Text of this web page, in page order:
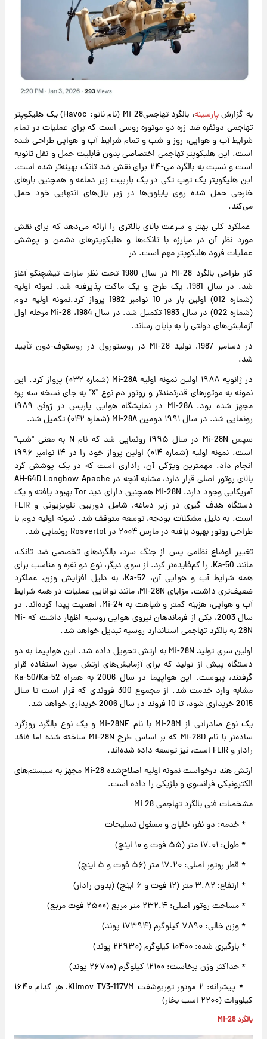
به گزارشپارسینه
، بالگرد تهاجمیMi 28 (نام ناتو: Havoc) یک هلیکوپتر
تهاجمی دونفره ضد زره دو موتوره روسی است که برای عملیات در تمام
شرایط آب و هوایی، روز و شب و تمام شرایط آب و هوایی طراحی شده
است. این هلیکوپتر تهاجمی اختصاصی بدون قابلیت حمل و نقل ثانویه
است و نسبت به بالگرد می-۲۴ برای نقش ضد تانک بهینه‌تر شده است.
این هلیکوپتر یک توپ تکی در یک باربیت زیر دماغه و همچنین بارهای
خارجی حمل شده روی پایلون‌ها در زیر بال‌های انتهایی خود حمل
می‌کند.
عملکرد کلی بهتر و سرعت بالای بالاتری را ارائه می‌دهد که برای نقش
مورد نظر آن در مبارزه با تانک‌ها و هلیکوپترهای دشمن و پوشش
عملیات فرود هلیکوپتر مهم است. در
کار طراحی بالگرد Mi-28 در سال 1980 تحت نظر مارات تیشچنکو آغاز
شد. در سال 1981، یک طرح و یک ماکت پذیرفته شد. نمونه اولیه
(شماره 012) اولین بار در 10 نوامبر 1982 پرواز کرد.نمونه اولیه دوم
(شماره 022) در سال 1983 تکمیل شد. در سال 1984، Mi-28 مرحله اول
آزمایش‌های دولتی را به پایان رساند.
در دسامبر 1987، تولید Mi-28 در روستورول در روستوف-دون تأیید
شد.
در ژانویه ۱۹۸۸ اولین نمونه اولیه Mi-28A (شماره ۰۳۲) پرواز کرد. این
نمونه به موتورهای قدرتمندتر و روتور دم نوع "X" به جای نسخه سه پره
مجهز شده بود. Mi-28A در نمایشگاه هوایی پاریس در ژوئن ۱۹۸۹
رونمایی شد. در سال ۱۹۹۱ دومین Mi-28A (شماره ۰۴۲) تکمیل شد.
سپس Mi-28N در سال ۱۹۹۵ رونمایی شد که نام N به معنی "شب"
است. نمونه اولیه (شماره ۰۱۴) اولین پرواز خود را در ۱۴ نوامبر ۱۹۹۶
انجام داد. مهمترین ویژگی آن، راداری است که در یک پوشش گرد
بالای روتور اصلی قرار دارد، مشابه آنچه در AH-64D Longbow Apache
آمریکایی وجود دارد. Mi-28N همچنین دارای دید Tor بهبود یافته و یک
دستگاه هدف گیری در زیر دماغه، شامل دوربین تلویزیونی و FLIR
است. به دلیل مشکلات بودجه، توسعه متوقف شد. نمونه اولیه دوم با
طراحی روتور بهبود یافته در مارس ۲۰۰۴ در Rosvertol رونمایی شد.
تغییر اوضاع نظامی پس از جنگ سرد، بالگردهای تخصصی ضد تانک،
مانند Ka-50، را کم‌فایده‌تر کرد. از سوی دیگر، نوع دو نفره و مناسب برای
همه شرایط آب و هوایی آن، Ka-52، به دلیل افزایش وزن، عملکرد
ضعیف‌تری داشت. مزایای Mi-28N، مانند توانایی عملیات در همه شرایط
آب و هوایی، هزینه کمتر و شباهت به Mi-24، اهمیت پیدا کرده‌اند. در
سال 2003، یکی از فرماندهان نیروی هوایی روسیه اظهار داشت که Mi-
28N به بالگرد تهاجمی استاندارد روسیه تبدیل خواهد شد.
اولین سری تولید Mi-28N به ارتش تحویل داده شد. این هواپیما به دو
دستگاه پیش از تولید که برای آزمایش‌های ارتش مورد استفاده قرار
گرفتند، پیوست. این هواپیما در سال 2006 به همراه Ka-50/Ka-52
مشابه وارد خدمت شد. از مجموع 300 فروندی که قرار است تا سال
2015 خریداری شود، تا 10 فروند در سال 2006 خریداری خواهد شد.
یک نوع صادراتی از Mi-28M با نام Mi-28NE و یک نوع بالگرد روزگرد
ساده‌تر با نام Mi-28D که بر اساس طرح Mi-28N ساخته شده اما فاقد
رادار و FLIR است، نیز توسعه داده شده‌اند.
ارتش هند درخواست نمونه اولیه اصلاح‌شده Mi-28 مجهز به سیستم‌های
الکترونیکی فرانسوی و بلژیکی را داده است.
مشخصات فنی بالگرد تهاجمی Mi 28
* خدمه: دو نفر، خلبان و مسئول تسلیحات
* طول: ۱۷.۰۱ متر (۵۵ فوت و ۱۰ اینچ)
* قطر روتور اصلی: ۱۷.۲۰ متر (۵۶ فوت و ۵ اینچ)
* ارتفاع: ۳.۸۲ متر (۱۲ فوت و ۶ اینچ) (بدون رادار)
* مساحت روتور اصلی: ۲۳۲.۴ متر مربع (۲۵۰۰ فوت مربع)
* وزن خالی: ۷۸۹۰ کیلوگرم (۱۷۳۹۴ پوند)
* بارگیری شده: ۱۰۴۰۰ کیلوگرم (۲۲۹۳۰ پوند)
* حداکثر وزن برخاست: ۱۲۱۰۰ کیلوگرم (۲۶۷۰۰ پوند)
* پیشرانه: ۲ موتور توربوشفت Klimov TV3-117VM، هر کدام ۱۶۴۰
کیلووات (۲۲۰۰ اسب بخار)
بالگرد Mi-28